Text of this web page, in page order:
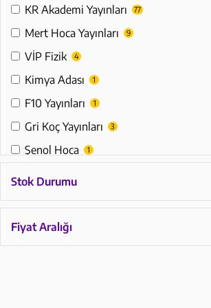
Fiyat Aralığı
KR Akademi Yayınları 77
Mert Hoca Yayınları 9
VİP Fizik 4
Kimya Adası 1
F10 Yayınları 1
Gri Koç Yayınları 3
Şenol Hoca 1
Editör Yayınları
Öğreti Akademi
Stok Durumu